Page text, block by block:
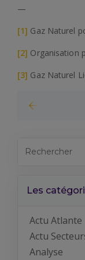
—
[1] Gaz Naturel
[2] Organisation
[3] Gaz Naturel
Les
Actu Atlante
Actu
Analyse